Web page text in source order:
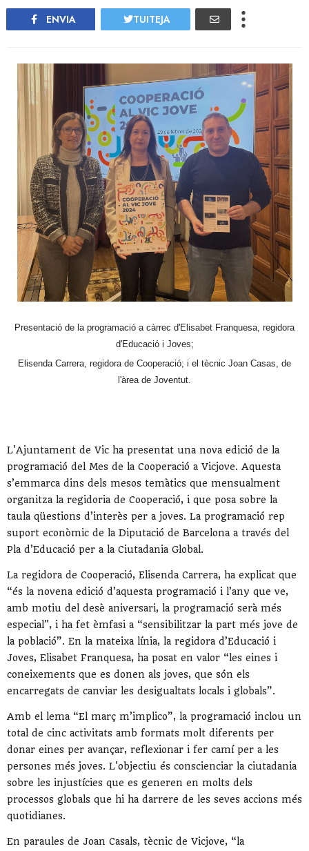
ENVIA TUITEJA
Presentació de la programació a càrrec d'Elisabet Franquesa, regidora
d'Educació i Joves;
Elisenda Carrera, regidora de Cooperació; i el tècnic Joan Casas, de
l'àrea de Joventut.
L'Ajuntament de Vic ha presentat una nova edició de la
programació del Mes de la Cooperació a Vicjove. Aquesta
s’emmarca dins dels mesos temàtics que mensualment
organitza la regidoria de Cooperació, i que posa sobre la
taula qüestions d’interès per a joves. La programació rep
suport econòmic de la Diputació de Barcelona a través del
Pla d’Educació per a la Ciutadania Global.
La regidora de Cooperació, Elisenda Carrera, ha explicat que
“és la novena edició d’aquesta programació i l’any que ve,
amb motiu del desè aniversari, la programació serà més
especial", i ha fet èmfasi a “sensibilitzar la part més jove de
la població”. En la mateixa línia, la regidora d’Educació i
Joves, Elisabet Franquesa, ha posat en valor “les eines i
coneixements que es donen als joves, que són els
encarregats de canviar les desigualtats locals i globals”.
Amb el lema “El març m’implico”, la programació inclou un
total de cinc activitats amb formats molt diferents per
donar eines per avançar, reflexionar i fer camí per a les
persones més joves. L'objectiu és conscienciar la ciutadania
sobre les injustícies que es generen en molts dels
processos globals que hi ha darrere de les seves accions més
quotidianes.
En paraules de Joan Casals, tècnic de Vicjove, “la